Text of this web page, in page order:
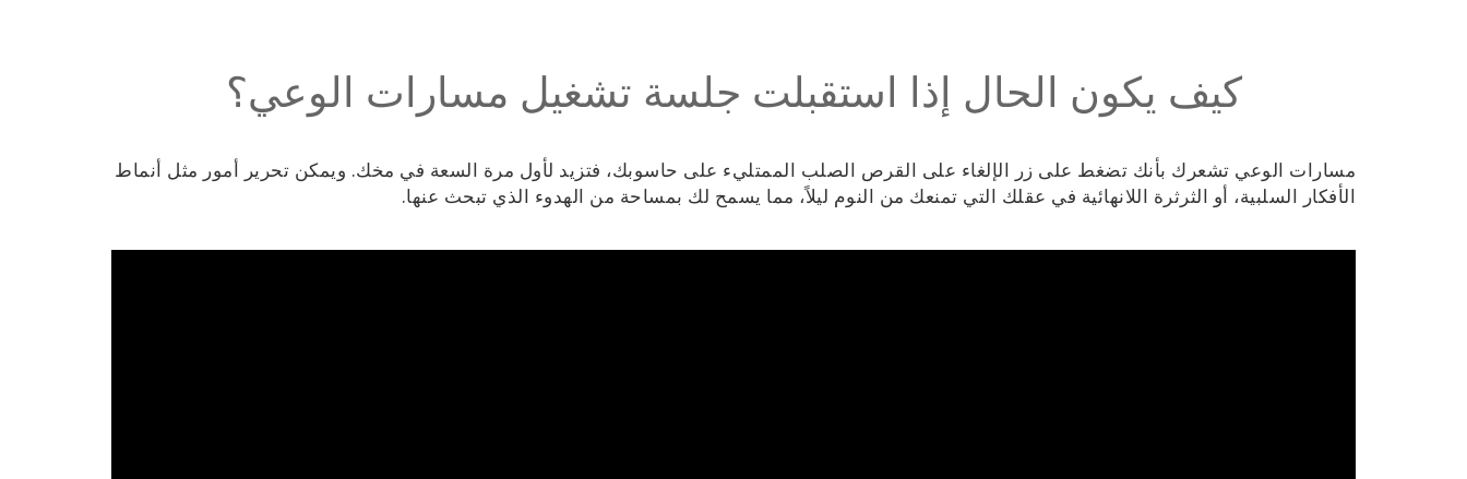
كيف يكون الحال إذا استقبلت جلسة تشغيل مسارات الوعي؟
مسارات الوعي تشعرك بأنك تضغط على زر الإلغاء على القرص الصلب الممتليء على حاسوبك، فتزيد لأول مرة السعة في مخك. ويمكن تحرير أمور مثل أنماط
الأفكار السلبية، أو الثرثرة اللانهائية في عقلك التي تمنعك من النوم ليلاً، مما يسمح لك بمساحة من الهدوء الذي تبحث عنها.